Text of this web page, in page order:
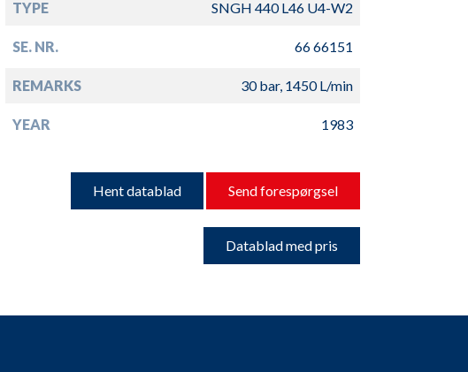
TYPE SNGH 440 L46 U4-W2
SE. NR. 66 66151
REMARKS 30 bar, 1450 L/min
YEAR 1983
Hent datablad Send forespørgsel
Datablad med pris